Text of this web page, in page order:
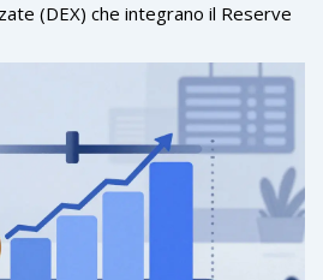
(DEX) che integrano il Reserve
trading relativamente basso